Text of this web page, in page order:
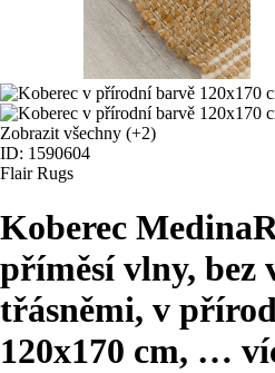
Zobrazit všechny (+2)
ID: 1590604
Flair Rugs
Koberec Medina
příměsí vlny, bez
třásněmi, v
120x170 cm, …